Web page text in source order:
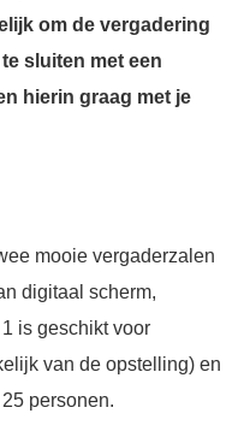
om de vergadering
sluiten met een
hierin graag met je
mooie vergaderzalen
digitaal scherm,
is geschikt voor
van de opstelling) en
personen.